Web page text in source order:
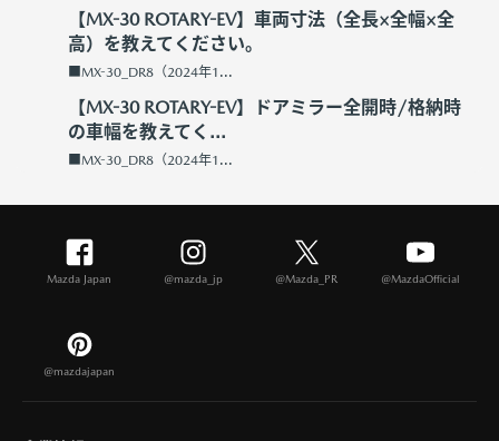
【MX-30 ROTARY-EV】車両寸法（全長×全幅×全
高）を教えてください。
■MX-30_DR8（2024年1...
【MX-30 ROTARY-EV】ドアミラー全開時/格納時
の車幅を教えてく...
■MX-30_DR8（2024年1...
Mazda Japan @mazda_jp @Mazda_PR @MazdaOfficial
@mazdajapan